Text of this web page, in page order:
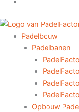
Padelbouw
Padelbanen
Opbouw